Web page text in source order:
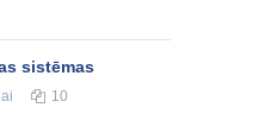
sistēmas
10